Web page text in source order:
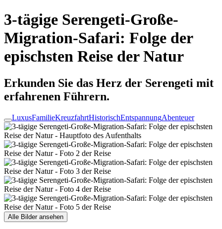
3-tägige Serengeti-Große-
Migration-Safari: Folge der
epischsten Reise der Natur
Erkunden Sie das Herz der Serengeti mit
erfahrenen Führern.
LuxusFamilieKreuzfahrtHistorischEntspannungAbenteuer
Alle Bilder ansehen